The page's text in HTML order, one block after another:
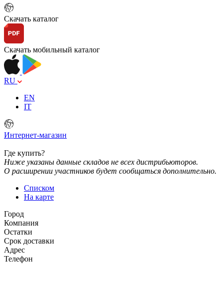
Скачать каталог
Скачать мобильный каталог
RU
EN
IT
Интернет-магазин
Где купить?
Ниже указаны данные складов не всех дистрибьюторов.
О расширении участников будет сообщаться дополнительно.
Списком
На карте
Город
Компания
Остатки
Срок доставки
Адрес
Телефон